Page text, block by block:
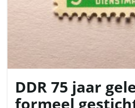
DDR 75 jaar